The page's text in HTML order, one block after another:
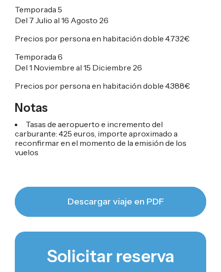
Temporada 5
Del 7 Julio al 16 Agosto 26
Precios por persona en habitación doble 4.732€
Temporada 6
Del 1 Noviembre al 15 Diciembre 26
Precios por persona en habitación doble 4.388€
Notas
Tasas de aeropuerto e incremento del
carburante: 425 euros, importe aproximado a
reconfirmar en el momento de la emisión de los
vuelos
Descargar viaje en PDF
Solicitar reserva